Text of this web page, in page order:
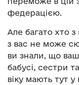
федерацією.
Але багато хто з
з вас не може
ви знали, що
бабусі, сестри
віку мають тут